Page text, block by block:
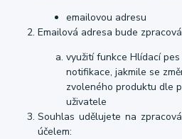
emailovou adresu
Emailová adresa bude
využití funkce Hlídací
notifikace, jakmile se
zvoleného produktu dle
uživatele
Souhlas udělujete na
účelem: